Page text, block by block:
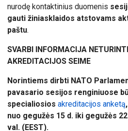
nurodę kontaktinius duomenis
gauti žiniasklaidos atstovams
paštu.
SVARBI INFORMACIJA
AKREDITACIJOS SEIME
Norintiems dirbti NATO
pavasario sesijos renginiuose
specialiosios akreditacijos anketą
nuo gegužės 15 d. iki gegužės
val. (EEST).